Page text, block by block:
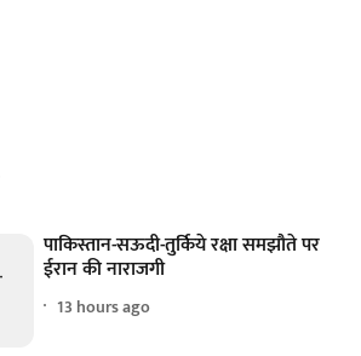
पाकिस्तान-सऊदी-तुर्किये रक्षा समझौते पर
ईरान की नाराजगी
13 hours ago